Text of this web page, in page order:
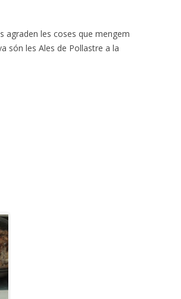
agraden les coses que mengem
són les Ales de Pollastre a la